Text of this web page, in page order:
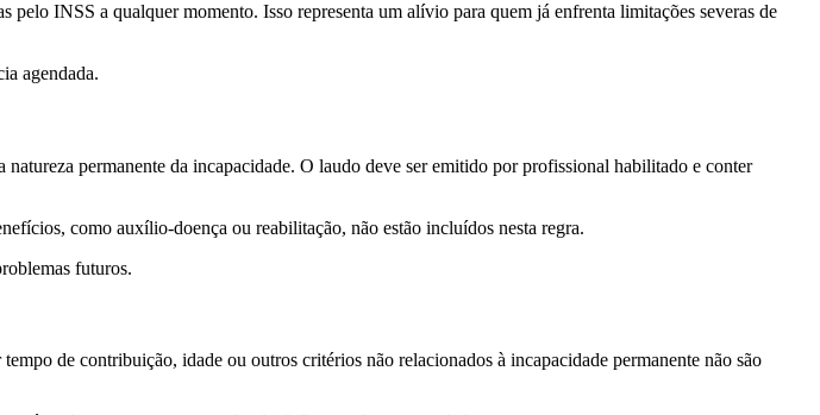
pelo INSS a qualquer momento. Isso representa um alívio para quem já enfrenta limitações severas de
agendada.
permanente da incapacidade. O laudo deve ser emitido por profissional habilitado e conter
como auxílio-doença ou reabilitação, não estão incluídos nesta regra.
futuros.
de contribuição, idade ou outros critérios não relacionados à incapacidade permanente não são